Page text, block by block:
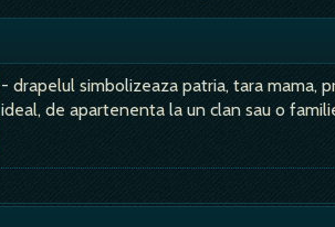
- drapelul simbolizeaza patria, tara mama,
ideal, de apartenenta la un clan sau o